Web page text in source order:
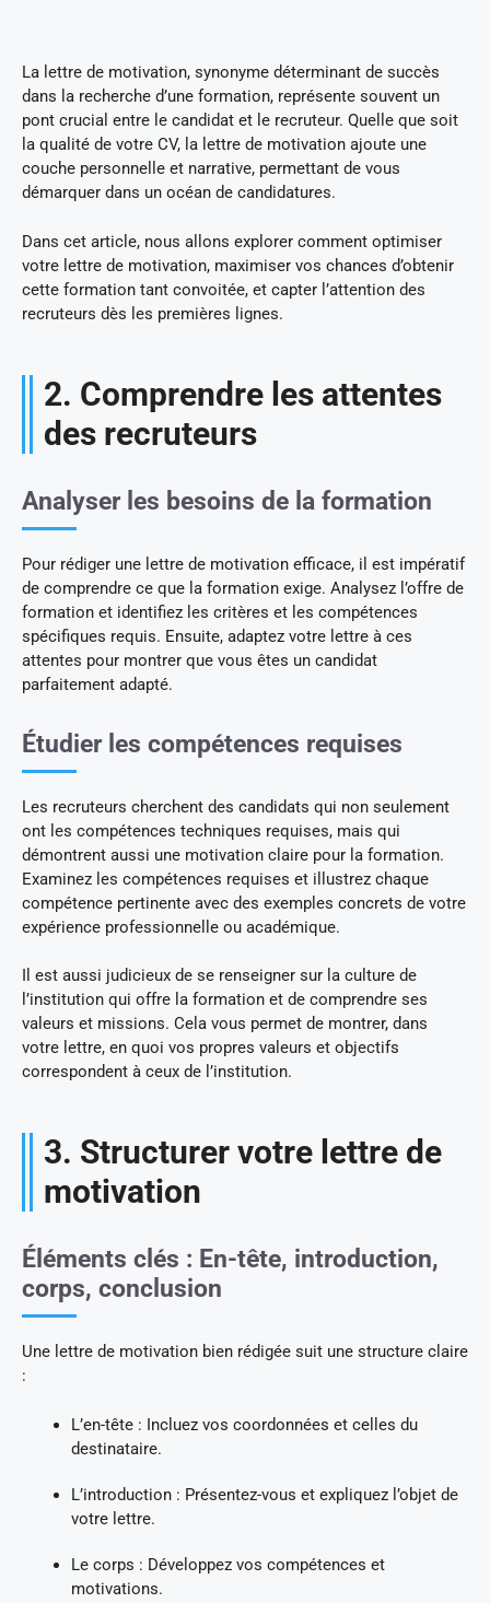
La lettre de motivation, synonyme déterminant de succès
dans la recherche d’une formation, représente souvent un
pont crucial entre le candidat et le recruteur. Quelle que soit
la qualité de votre CV, la lettre de motivation ajoute une
couche personnelle et narrative, permettant de vous
démarquer dans un océan de candidatures.
Dans cet article, nous allons explorer comment optimiser
votre lettre de motivation, maximiser vos chances d’obtenir
cette formation tant convoitée, et capter l’attention des
recruteurs dès les premières lignes.
2. Comprendre les attentes
des recruteurs
Analyser les besoins de la formation
Pour rédiger une lettre de motivation efficace, il est impératif
de comprendre ce que la formation exige. Analysez l’offre de
formation et identifiez les critères et les compétences
spécifiques requis. Ensuite, adaptez votre lettre à ces
attentes pour montrer que vous êtes un candidat
parfaitement adapté.
Étudier les compétences requises
Les recruteurs cherchent des candidats qui non seulement
ont les compétences techniques requises, mais qui
démontrent aussi une motivation claire pour la formation.
Examinez les compétences requises et illustrez chaque
compétence pertinente avec des exemples concrets de votre
expérience professionnelle ou académique.
Il est aussi judicieux de se renseigner sur la culture de
l’institution qui offre la formation et de comprendre ses
valeurs et missions. Cela vous permet de montrer, dans
votre lettre, en quoi vos propres valeurs et objectifs
correspondent à ceux de l’institution.
3. Structurer votre lettre de
motivation
Éléments clés : En-tête, introduction,
corps, conclusion
Une lettre de motivation bien rédigée suit une structure claire
:
L’en-tête : Incluez vos coordonnées et celles du
destinataire.
L’introduction : Présentez-vous et expliquez l’objet de
votre lettre.
Le corps : Développez vos compétences et
motivations.